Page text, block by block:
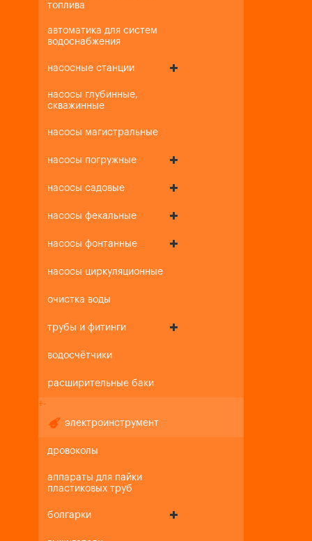
топлива
автоматика для систем
водоснабжения
насосные станции
насосы глубинные,
скважинные
насосы магистральные
насосы погружные
насосы садовые
насосы фекальные
насосы фонтанные
насосы циркуляционные
очистка воды
трубы и фитинги
водосчётчики
расширительные баки
+-
электроинструмент
дровоколы
аппараты для пайки
пластиковых труб
болгарки